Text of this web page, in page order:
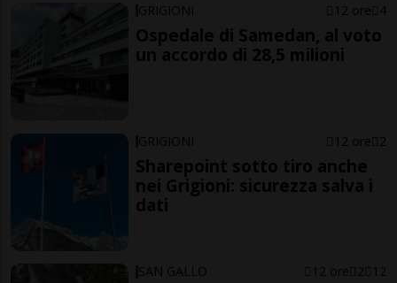
GRIGIONI 12 ore 4
Ospedale di Samedan, al voto
un accordo di 28,5 milioni
GRIGIONI 12 ore 2
Sharepoint sotto tiro anche
nei Grigioni: sicurezza salva i
dati
SAN GALLO 12 ore 2 12